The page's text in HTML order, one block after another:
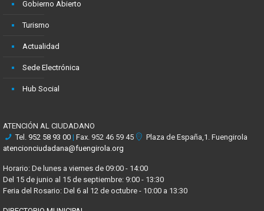
Gobierno Abierto
Turismo
Actualidad
Sede Electrónica
Hub Social
ATENCIÓN AL CIUDADANO
Tel. 952 58 93 00 | Fax. 952 46 59 45
Plaza de España,1. Fuengirola
atencionciudadana@fuengirola.org
Horario: De lunes a viernes de 09:00 - 14:00
Del 15 de junio al 15 de septiembre: 9:00 - 13:30
Feria del Rosario: Del 6 al 12 de octubre - 10:00 a 13:30